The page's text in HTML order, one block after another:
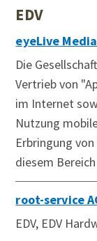
EDV
eyeLive
Die
Vertrieb von
im Internet
Nutzung
Erbringung
diesem
root-service
EDV, EDV